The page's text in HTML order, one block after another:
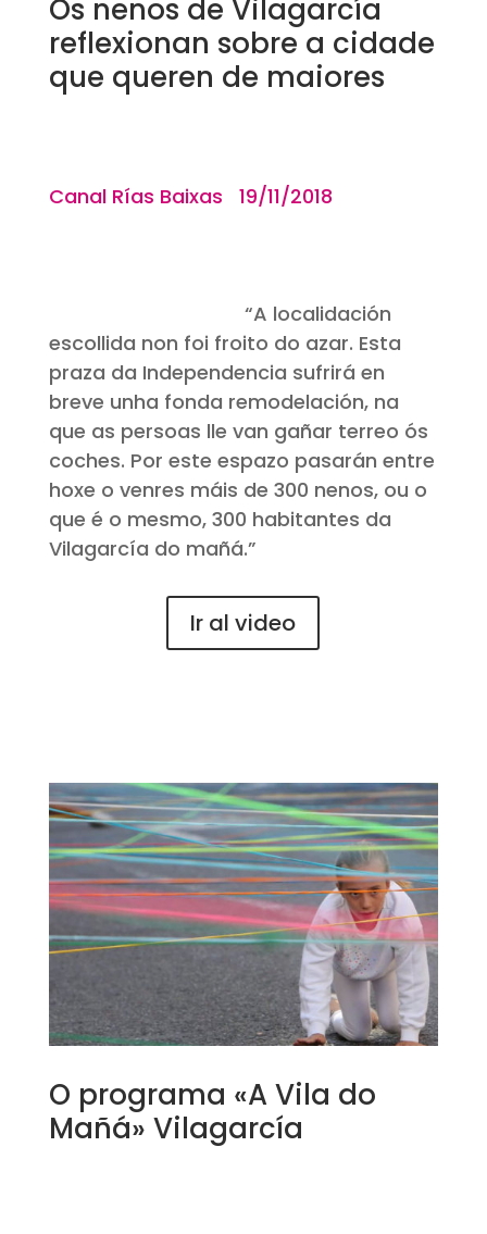
Os nenos de Vilagarcía
reflexionan sobre a cidade
que queren de maiores
Canal Rías Baixas 19/11/2018
“A localidación
escollida non foi froito do azar. Esta
praza da Independencia sufrirá en
breve unha fonda remodelación, na
que as persoas lle van gañar terreo ós
coches. Por este espazo pasarán entre
hoxe o venres máis de 300 nenos, ou o
que é o mesmo, 300 habitantes da
Vilagarcía do mañá.”
Ir al video
O programa «A Vila do
Mañá» Vilagarcía